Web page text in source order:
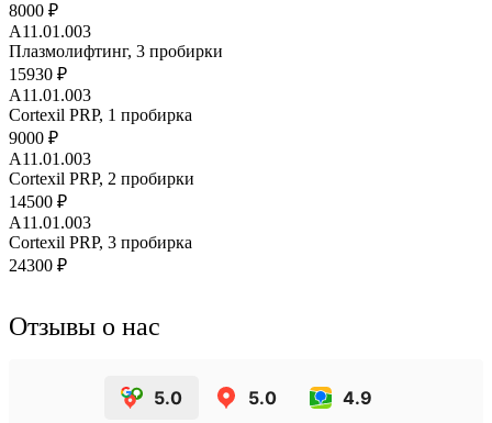
8000 ₽
A11.01.003
Плазмолифтинг, 3 пробирки
15930 ₽
A11.01.003
Cortexil PRP, 1 пробирка
9000 ₽
A11.01.003
Cortexil PRP, 2 пробирки
14500 ₽
A11.01.003
Cortexil PRP, 3 пробирка
24300 ₽
Отзывы о нас
5.0 5.0 4.9